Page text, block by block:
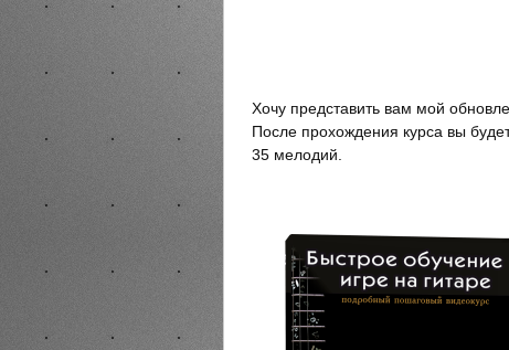
Хочу представить вам мой
После прохождения курса вы
35 мелодий.